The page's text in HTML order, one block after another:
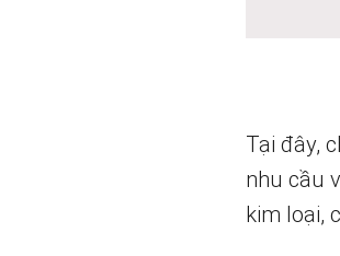
Tại đây,
nhu cầu
kim loại,